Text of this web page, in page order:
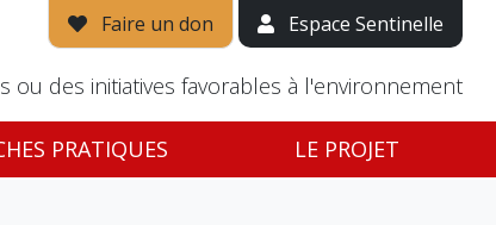
Faire un don Espace Sentinelle
ou des initiatives favorables à l'environnement
PRATIQUES LE PROJET